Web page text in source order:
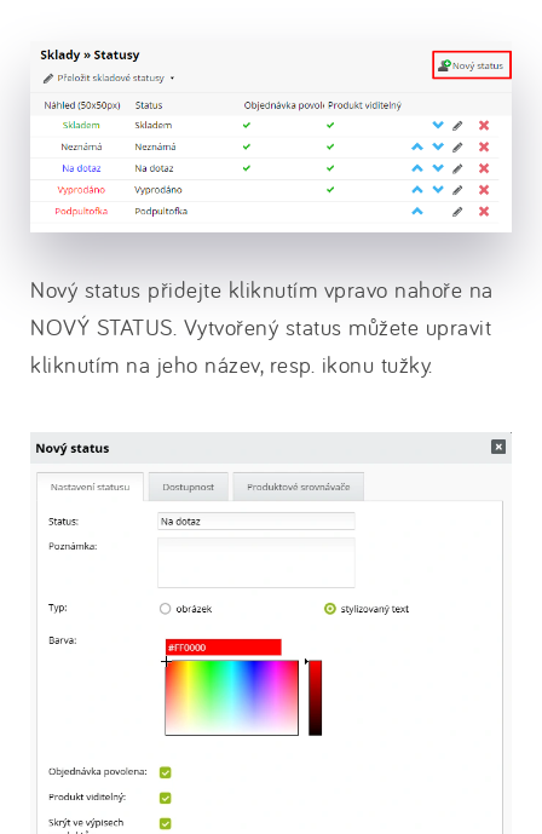
Nový status přidejte kliknutím vpravo nahoře na
NOVÝ STATUS. Vytvořený status můžete upravit
kliknutím na jeho název, resp. ikonu tužky.